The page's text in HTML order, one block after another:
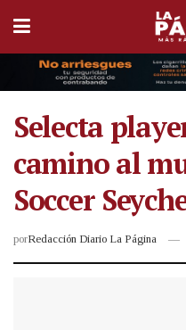
Selecta
camino al
Soccer
porRedacción Diario La Página